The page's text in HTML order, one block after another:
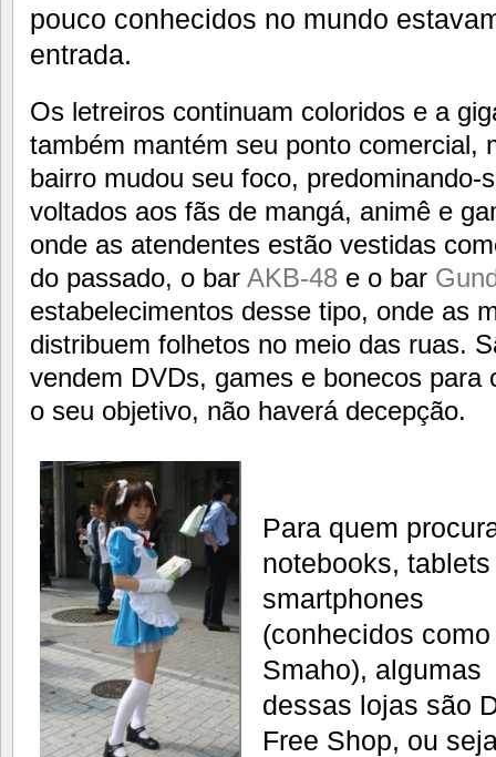
pouco conhecidos no mundo
entrada.
Os letreiros continuam coloridos e a
também mantém seu ponto comercial,
bairro mudou seu foco, predominando-
voltados aos fãs de mangá, animê e
onde as atendentes estão vestidas
do passado, o bar AKB-48 e o bar
estabelecimentos desse tipo, onde as
distribuem folhetos no meio das ruas.
vendem DVDs, games e bonecos para
o seu objetivo, não haverá decepção.
Para quem
notebooks,
smartphones
(conhecidos como
Smaho), algumas
dessas lojas são
Free Shop, ou